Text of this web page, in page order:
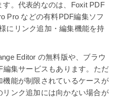
す。代表的なのは、Foxit PDF
Pro などの有料PDF編集ソフ
にリンク追加・編集機能を持
Editor の無料版や、ブラウ
集サービスもあります。ただ
機能が制限されているケースが
ンク追加には向かない場合が